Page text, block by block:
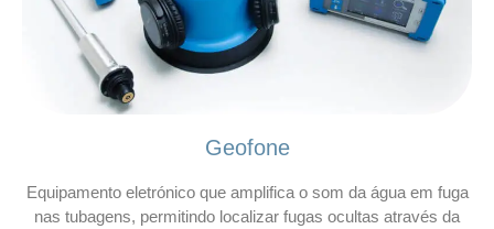
Geofone
Equipamento eletrónico que amplifica o som da água em fuga
nas tubagens, permitindo localizar fugas ocultas através da